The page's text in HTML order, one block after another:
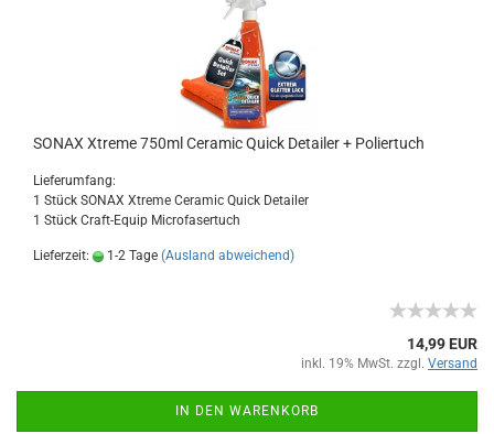
SONAX Xtreme 750ml Ceramic Quick Detailer + Poliertuch
Lieferumfang:
1 Stück SONAX Xtreme Ceramic Quick Detailer
1 Stück Craft-Equip Microfasertuch
Lieferzeit: 1-2 Tage (Ausland abweichend)
14,99 EUR
inkl. 19% MwSt. zzgl. Versand
IN DEN WARENKORB